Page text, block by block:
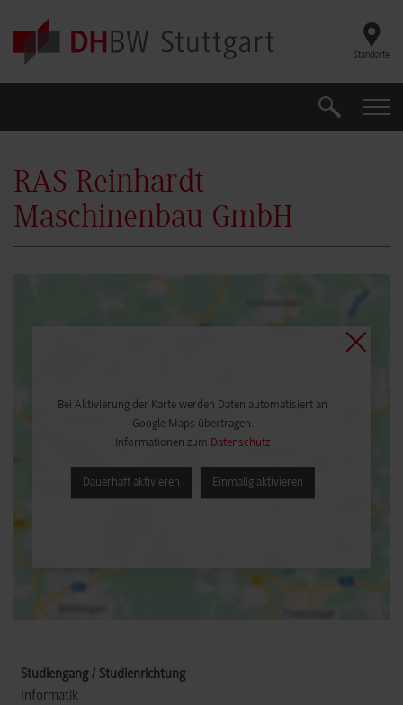
Skip to main content
Standorte
Suche
RAS Reinhardt
Maschinenbau GmbH
Bei Aktivierung der Karte werden Daten automatisiert an
Google Maps übertragen.
Informationen zum Datenschutz
Dauerhaft aktivieren Einmalig aktivieren
Informatik